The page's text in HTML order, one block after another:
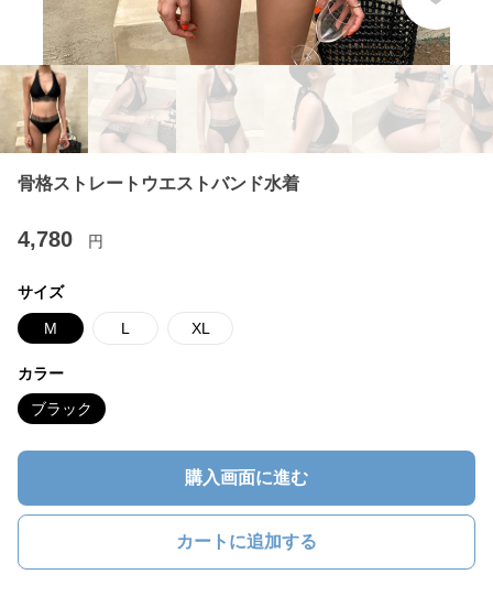
骨格ストレートウエストバンド水着
4,780 円
サイズ
M L XL
カラー
ブラック
購入画面に進む
カートに追加する